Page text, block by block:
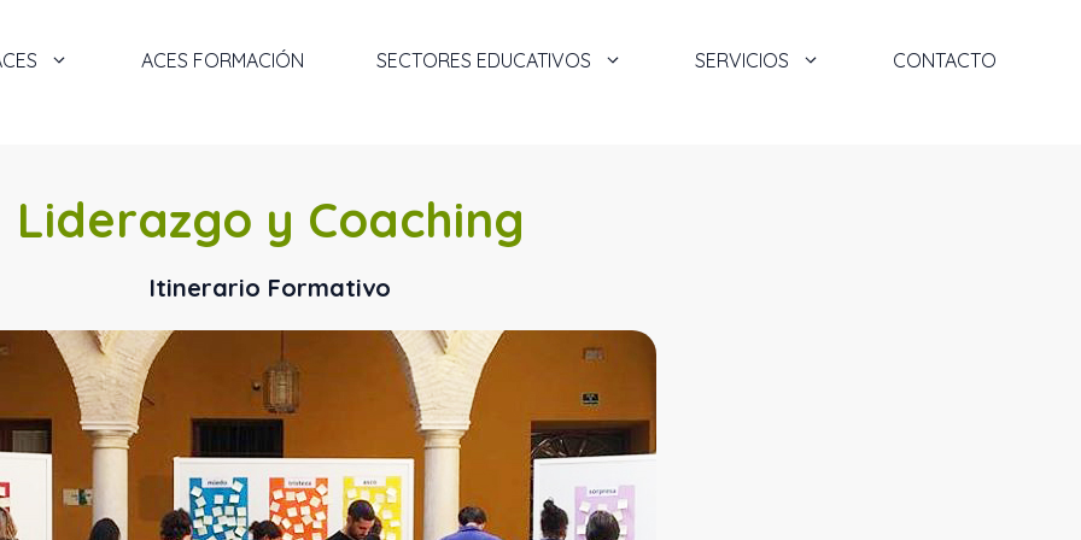
ACES FORMACIÓN SECTORES EDUCATIVOS SERVICIOS CONTACTO
Liderazgo y Coaching
Itinerario Formativo